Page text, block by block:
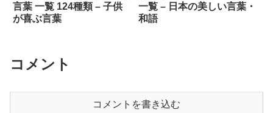
言葉 一覧 124種類 – 子供
が喜ぶ言葉
一覧 – 日本の美しい言葉・
和語
コメント
コメントを書き込む